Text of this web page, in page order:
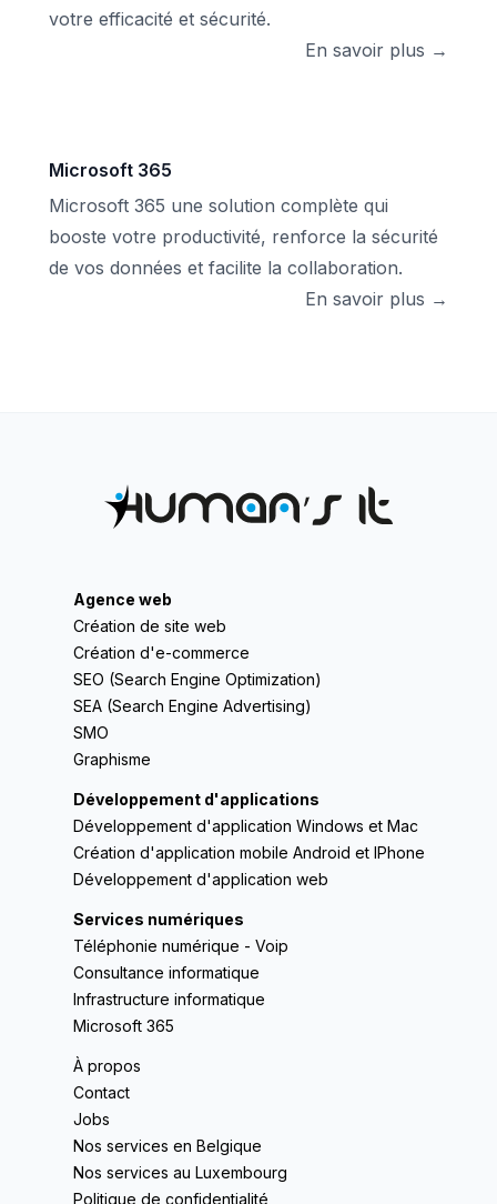
votre efficacité et sécurité.
En savoir plus →
Microsoft 365
Microsoft 365 une solution complète qui
booste votre productivité, renforce la sécurité
de vos données et facilite la collaboration.
En savoir plus →
Agence web
Création de site web
Création d'e-commerce
SEO (Search Engine Optimization)
SEA (Search Engine Advertising)
SMO
Graphisme
Développement d'applications
Développement d'application Windows et Mac
Création d'application mobile Android et IPhone
Développement d'application web
Services numériques
Téléphonie numérique - Voip
Consultance informatique
Infrastructure informatique
Microsoft 365
À propos
Contact
Jobs
Nos services en Belgique
Nos services au Luxembourg
Politique de confidentialité